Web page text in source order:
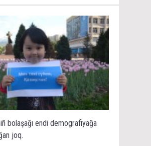
bolaşağı endi demografiyağa
joq.